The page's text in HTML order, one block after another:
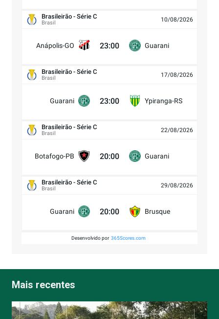
Brasileirão - Série C
Brasil 10/08/2026
Anápolis-GO 23:00 Guarani
Brasileirão - Série C
Brasil 17/08/2026
Guarani 23:00 Ypiranga-RS
Brasileirão - Série C
Brasil 22/08/2026
Botafogo-PB 20:00 Guarani
Brasileirão - Série C
Brasil 29/08/2026
Guarani 20:00 Brusque
Desenvolvido por 365Scores.com
Mais recentes